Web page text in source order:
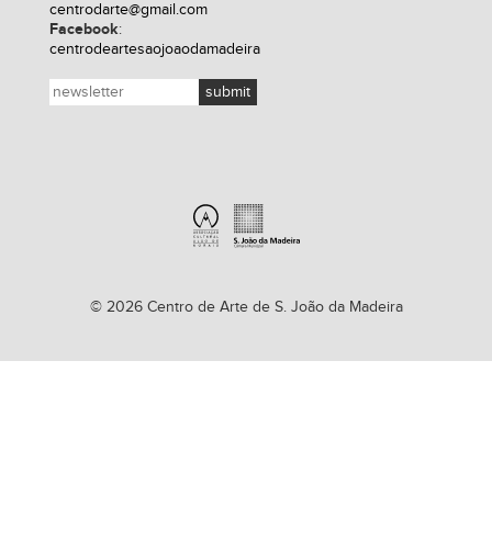
centrodarte@gmail.com
Facebook:
centrodeartesaojoaodamadeira
© 2026 Centro de Arte de S. João da Madeira